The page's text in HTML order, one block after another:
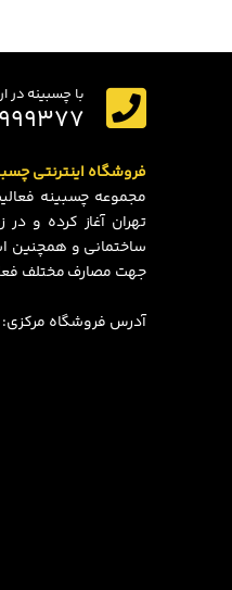
با چسبینه در
۰۲۱۳۳۹۹۹۳۷۷
فروشگاه اینترنتی
تهران آغاز کرده و
ساختمانی و همچنین
جهت مصارف مختلف
آدرس فروشگاه مرکزی: